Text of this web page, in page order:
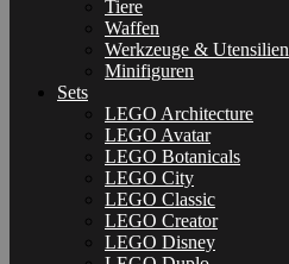
Tiere
Waffen
Werkzeuge & Utensilien
Minifiguren
Sets
LEGO Architecture
LEGO Avatar
LEGO Botanicals
LEGO City
LEGO Classic
LEGO Creator
LEGO Disney